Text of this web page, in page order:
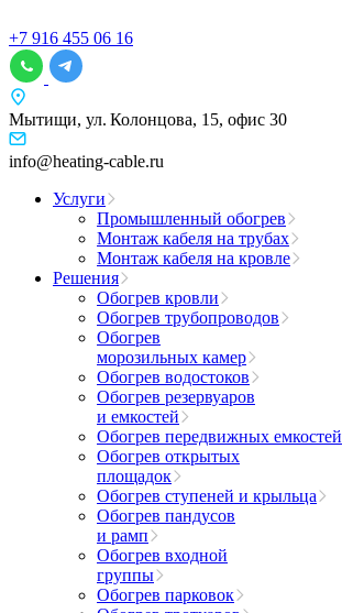
+7 916 455 06 16
Мытищи, ул. Колонцова, 15, офис 30
info@heating-cable.ru
Услуги
Промышленный обогрев
Монтаж кабеля на трубах
Монтаж кабеля на кровле
Решения
Обогрев кровли
Обогрев трубопроводов
Обогрев
морозильных камер
Обогрев водостоков
Обогрев резервуаров
и емкостей
Обогрев передвижных емкостей
Обогрев открытых
площадок
Обогрев ступеней и крыльца
Обогрев пандусов
и рамп
Обогрев входной
группы
Обогрев парковок